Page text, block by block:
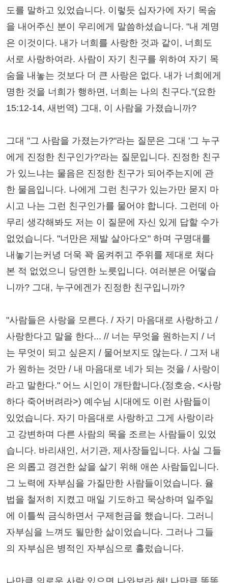
도를 말하고 있었습니다. 이렇듯 십자가에 자기 목숨
을 내어주신 분이 우리에게 말씀하셨습니다. "내 계명
은 이것이다. 내가 너희를 사랑한 것과 같이, 너희도
서로 사랑하여라. 사람이 자기 친구를 위하여 자기 목
숨을 내놓는 것보다 더 큰 사랑은 없다. 내가 너희에게
명한 것을 너희가 행하면, 너희는 나의 친구다."(요한
15:12-14, 새번역) 그대, 이 사람을 가졌습니까?
그대 "그 사람을 가졌는가?"라는 질문은 그대 '그 누구
에게 진정한 친구인가?'라는 질문입니다. 진정한 친구
가 있느냐는 물음은 진정한 친구가 되어주는지에 관
한 물음입니다. 나에게 그런 친구가 있는가만 묻지 마
시고 나는 그런 친구인가를 물어야 합니다. 그런데 아
무리 생각해봐도 저는 이 질문에 자신 있게 답할 수가
없었습니다. "너만은 제발 살아다오" 하며 구명대를
내놓기는커녕 더욱 꽉 움켜쥐고 주위를 제대로 쳐다
본 적 없었으니 당연한 노릇입니다. 여러분은 어떻습
니까? 그대, 누구에겐가 진정한 친구입니까?
"사람들은 사랑을 모른다. / 자기 마음대로 사랑하고 /
사랑한다고 말을 한다... // 너는 무엇을 원하는지 / 너
는 무엇이 되고 싶은지 / 물어보지도 않는다. / 그저 내
가 원하는 것만 / 내 마음대로 네가 되는 것을 / 사랑이
라고 말한다." 어느 시인이 개탄합니다.(정호승, <사랑
하다 죽어버려라>) 예수님 시대에도 이런 사람들이
있었습니다. 자기 마음대로 사랑하고 그게 사랑이라
고 강변하며 다른 사람의 목을 조르는 사람들이 있었
습니다. 바리새인, 서기관, 제사장들입니다. 사실 그들
은 의롭고 경건한 삶을 살기 위해 애쓴 사람들입니다.
그 노력에 자부심을 가질만한 사람들이었습니다. 율
법을 철저히 지켰고 매일 기도하고 묵상하며 일주일
에 이틀씩 금식하면서 구제헌금을 했습니다. 그러니
자부심을 느껴도 될만한 삶이었습니다. 그러나 그들
의 자부심은 병적인 자부심으로 흘렀습니다.